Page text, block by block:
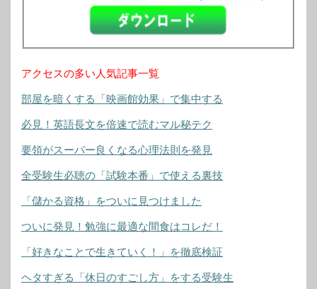
アクセスの多い人気記事一覧
部屋を暗くする「映画館効果」で集中する
必見！英語長文を倍速で読むマル秘テク
要領がスーパー良くなる心理法則を発見
全受験生必聴の「試験本番」で使える裏技
「儲かる資格」をついに見つけました
ついに発見！勉強に最適な間食はコレだ！
「好きなことで生きていく！」を徹底検証
ヘタすぎる「休日のすごし方」をする受験生